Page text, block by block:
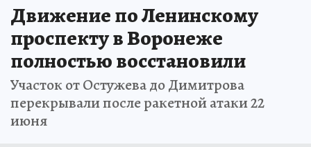
Движение по Ленинскому
проспекту в Воронеже
полностью восстановили
Участок от Остужева до Димитрова
перекрывали после ракетной атаки 22
июня